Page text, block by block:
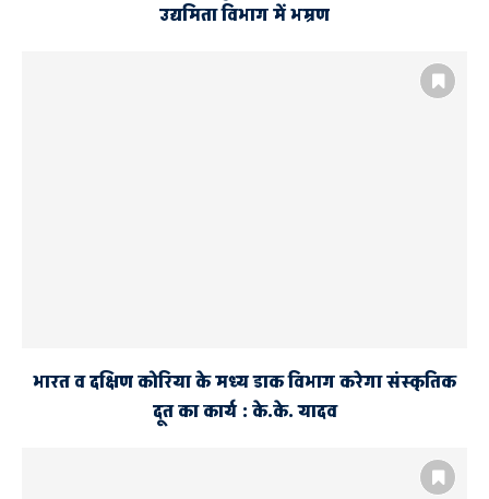
उद्यमिता विभाग में भम्रण
भारत व दक्षिण कोरिया के मध्य डाक विभाग करेगा संस्कृतिक
दूत का कार्य : के.के. यादव